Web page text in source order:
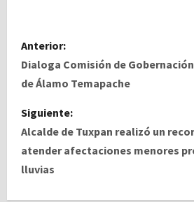
N
a
e
g
Anterior:
Dialoga Comisión de
de Álamo Temapache
Siguiente:
Alcalde de Tuxpan realizó un
atender afectaciones menores
lluvias